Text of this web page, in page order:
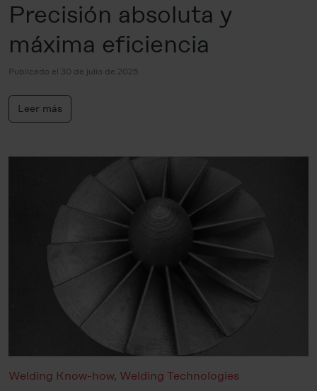
Precisión absoluta y
máxima eficiencia
Publicado el 30 de julio de 2025
Leer más
Welding Know-how, Welding Technologies